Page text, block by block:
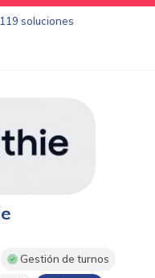
soluciones
Gestión de turnos